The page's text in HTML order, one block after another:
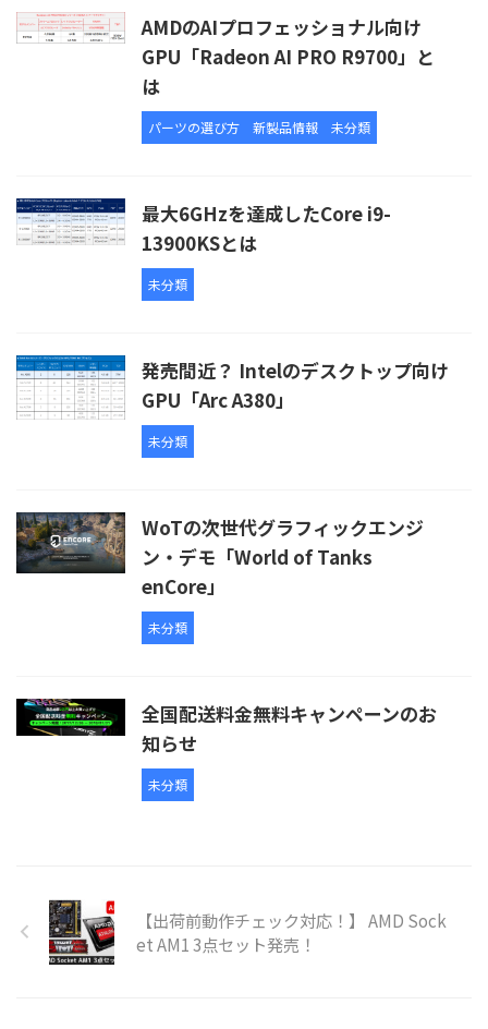
AMDのAIプロフェッショナル向け
GPU「Radeon AI PRO R9700」と
は
パーツの選び方 新製品情報 未分類
最大6GHzを達成したCore i9-
13900KSとは
未分類
発売間近？ Intelのデスクトップ向け
GPU「Arc A380」
未分類
WoTの次世代グラフィックエンジ
ン・デモ「World of Tanks
enCore」
未分類
全国配送料金無料キャンペーンのお
知らせ
未分類
【出荷前動作チェック対応！】 AMD Sock
et AM1 3点セット発売！